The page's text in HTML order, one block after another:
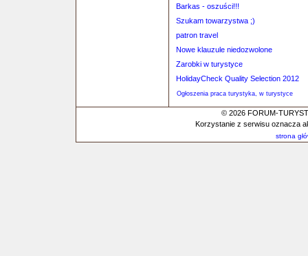
Barkas - oszuści!!!
Szukam towarzystwa ;)
patron travel
Nowe klauzule niedozwolone
Zarobki w turystyce
HolidayCheck Quality Selection 2012
Ogłoszenia praca turystyka, w turystyce
© 2026 FORUM-
Korzystanie z serwisu oznacza
strona